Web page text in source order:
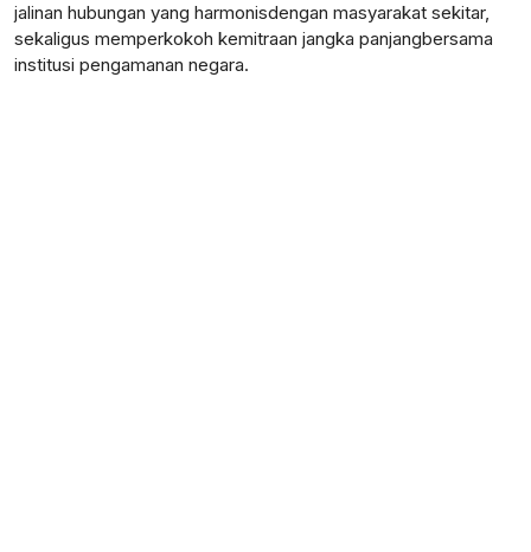
jalinan hubungan yang harmonisdengan masyarakat sekitar,
sekaligus memperkokoh kemitraan jangka panjangbersama
institusi pengamanan negara.